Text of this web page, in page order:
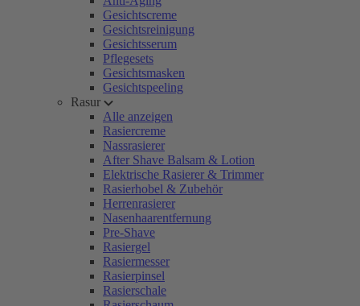
Gesichtscreme
Gesichtsreinigung
Gesichtsserum
Pflegesets
Gesichtsmasken
Gesichtspeeling
Rasur
Alle anzeigen
Rasiercreme
Nassrasierer
After Shave Balsam & Lotion
Elektrische Rasierer & Trimmer
Rasierhobel & Zubehör
Herrenrasierer
Nasenhaarentfernung
Pre-Shave
Rasiergel
Rasiermesser
Rasierpinsel
Rasierschale